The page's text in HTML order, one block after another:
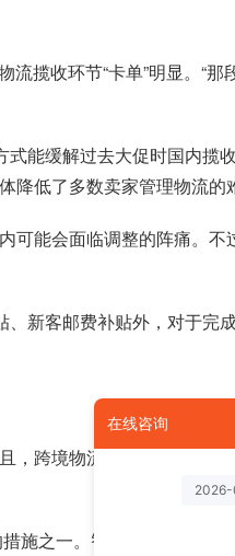
揽收环节“卡单”明显。“那
能缓解过去大促时国内揽
低了多数卖家管理物流的
可能会面临调整的阵痛。不
新客邮费补贴外，对于完
，跨境物流及售后由
之一。智赢君猜测，除了
在线咨询